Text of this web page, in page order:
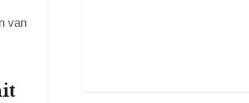
van